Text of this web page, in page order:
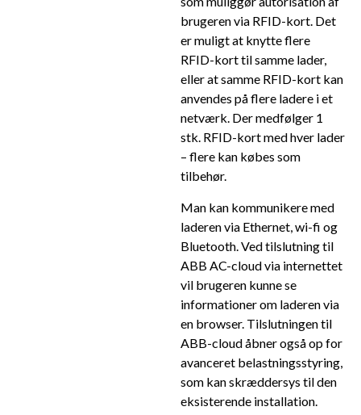
brugeren via RFID-kort. Det
er muligt at knytte flere
RFID-kort til samme lader,
eller at samme RFID-kort kan
anvendes på flere ladere i et
netværk. Der medfølger 1
stk. RFID-kort med hver lader
– flere kan købes som
tilbehør.
Man kan kommunikere med
laderen via Ethernet, wi-fi og
Bluetooth. Ved tilslutning til
ABB AC-cloud via internettet
vil brugeren kunne se
informationer om laderen via
en browser. Tilslutningen til
ABB-cloud åbner også op for
avanceret belastningsstyring,
som kan skræddersys til den
eksisterende installation.